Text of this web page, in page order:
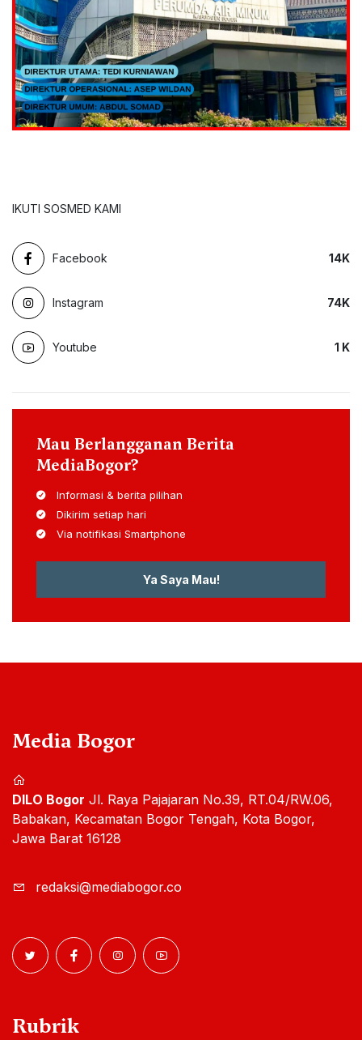
IKUTI SOSMED KAMI
Facebook 14K
Instagram 74K
Youtube 1 K
Mau Berlangganan Berita
MediaBogor?
Informasi & berita pilihan
Dikirim setiap hari
Via notifikasi Smartphone
Ya Saya Mau!
Media Bogor
DILO Bogor Jl. Raya Pajajaran No.39, RT.04/RW.06,
Babakan, Kecamatan Bogor Tengah, Kota Bogor,
Jawa Barat 16128
redaksi@mediabogor.co
Rubrik